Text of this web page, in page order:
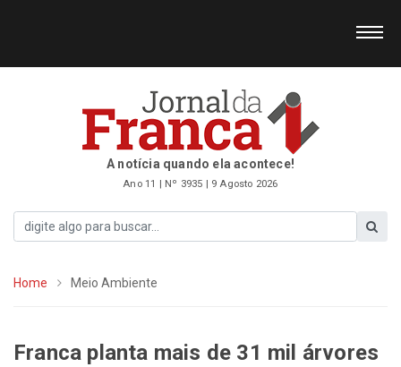
A notícia quando ela acontece!
Ano 11 | Nº 3935 | 9 Agosto 2026
Home Meio Ambiente
Franca planta mais de 31 mil árvores